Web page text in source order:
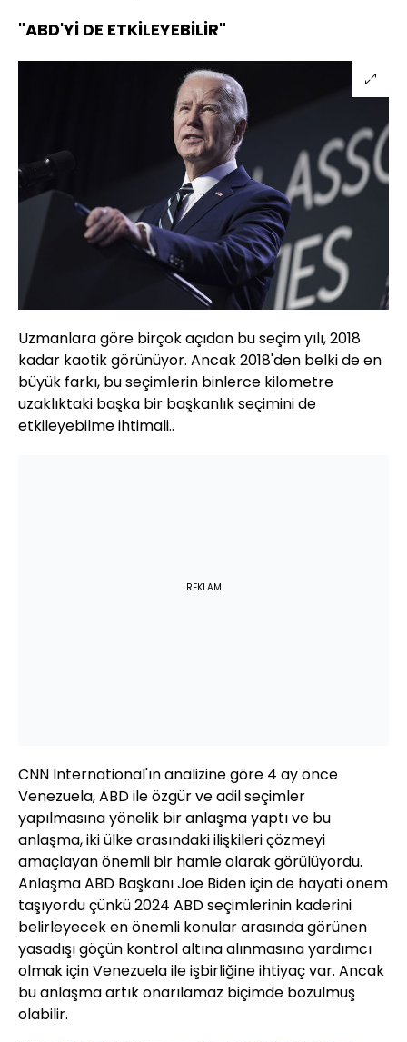
"ABD'Yİ DE ETKİLEYEBİLİR"
Uzmanlara göre birçok açıdan bu seçim yılı, 2018
kadar kaotik görünüyor. Ancak 2018'den belki de en
büyük farkı, bu seçimlerin binlerce kilometre
uzaklıktaki başka bir başkanlık seçimini de
etkileyebilme ihtimali..
REKLAM
CNN International'ın analizine göre 4 ay önce
Venezuela, ABD ile özgür ve adil seçimler
yapılmasına yönelik bir anlaşma yaptı ve bu
anlaşma, iki ülke arasındaki ilişkileri çözmeyi
amaçlayan önemli bir hamle olarak görülüyordu.
Anlaşma ABD Başkanı Joe Biden için de hayati önem
taşıyordu çünkü 2024 ABD seçimlerinin kaderini
belirleyecek en önemli konular arasında görünen
yasadışı göçün kontrol altına alınmasına yardımcı
olmak için Venezuela ile işbirliğine ihtiyaç var. Ancak
bu anlaşma artık onarılamaz biçimde bozulmuş
olabilir.